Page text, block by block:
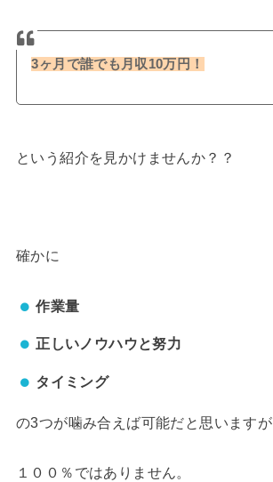
3ヶ月で誰でも月収10万円！
という紹介を見かけませんか？？
確かに
作業量
正しいノウハウと努力
タイミング
の3つが噛み合えば可能だと思いますが
１００％ではありません。